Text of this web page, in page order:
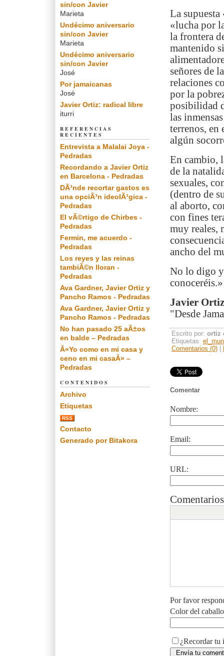
La
«lucha por
la frontera
mantenido
señores de
relaciones
por la
posibilidad
las
terrenos, en
algún
En cambio,
de la
sexuales,
(dentro de
al aborto,
con fines
muy reales,
ancho del
No lo digo
conoceréis.»
Javier
"Desde
Escrito por: ortiz
Etiquetas:
Comentarios (0)
Comentar
Nombre:
Email:
URL:
Por favor
Color del
¿Recordar tu
sin/con Javier
Marieta
Undécimo aniversario
sin/con Javier
Marieta
Undécimo aniversario
sin/con Javier
José
Por jamaicanas
José
Javier Ortiz: radical libre
iturri
REFERENCIAS
RECIENTES
Entrevista a Malalai Joya -
Pedradas
Recordando a Javier Ortiz
en Barcelona - Pedradas
DÃ³nde recortar gastos es
una opciÃ³n ideolÃ³gica -
Pedradas
El vÃ©rtigo de Chirbes -
Pedradas
Fermin, me acuerdo -
Pedradas
Los reyes y las reinas
tambiÃ©n lloran -
Pedradas
Ava Gardner, Javier Ortiz y
Pancho Ramos - Pedradas
Ava Gardner, Javier Ortiz y
Pancho Ramos - Pedradas
No han pasado 25 aÃ±os
en balde – Pedradas
Â«Yo como en mi casa y
ceno en mi casaÂ» –
Pedradas
CONTENIDOS
Archivo
Etiquetas
RSS
Contacto
Generado por Bitakora